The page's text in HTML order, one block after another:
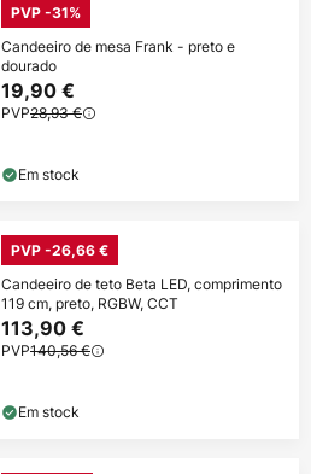
PVP -31%
Candeeiro de mesa Frank - preto e
dourado
19,90 €
PVP28,93 €
Em stock
PVP -26,66 €
Candeeiro de teto Beta LED, comprimento
119 cm, preto, RGBW, CCT
113,90 €
PVP140,56 €
Em stock